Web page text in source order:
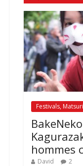
Festivals,
hommes
David 2